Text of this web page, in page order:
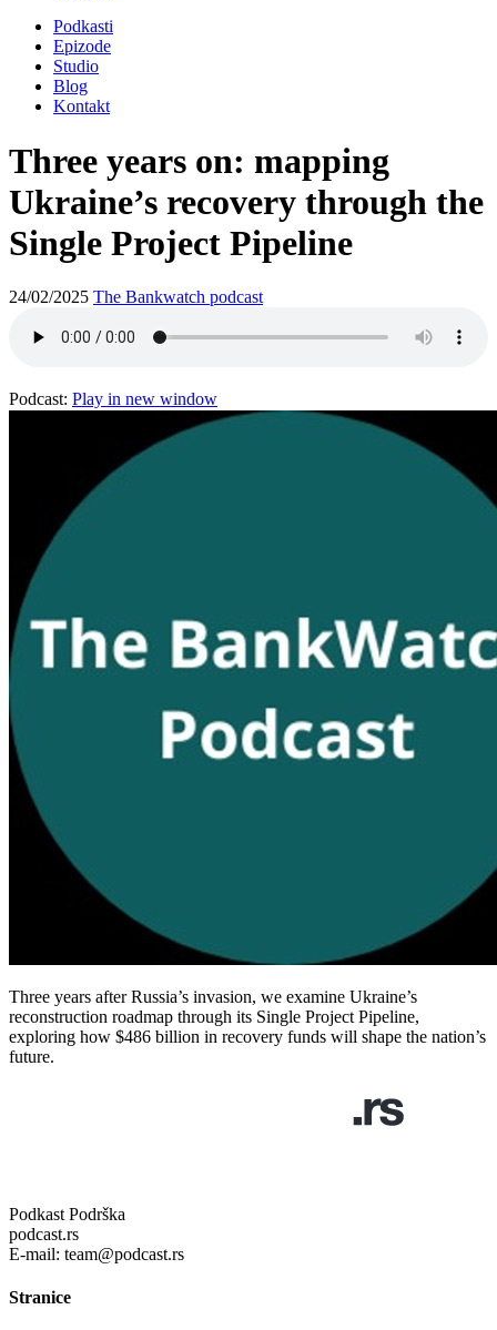
Podkasti
Epizode
Studio
Blog
Kontakt
Three years on: mapping
Ukraine’s recovery through the
Single Project Pipeline
24/02/2025 The Bankwatch podcast
Podcast: Play in new window
Three years after Russia’s invasion, we examine Ukraine’s
reconstruction roadmap through its Single Project Pipeline,
exploring how $486 billion in recovery funds will shape the nation’s
future.
Podkast Podrška
podcast.rs
E-mail: team@podcast.rs
Stranice